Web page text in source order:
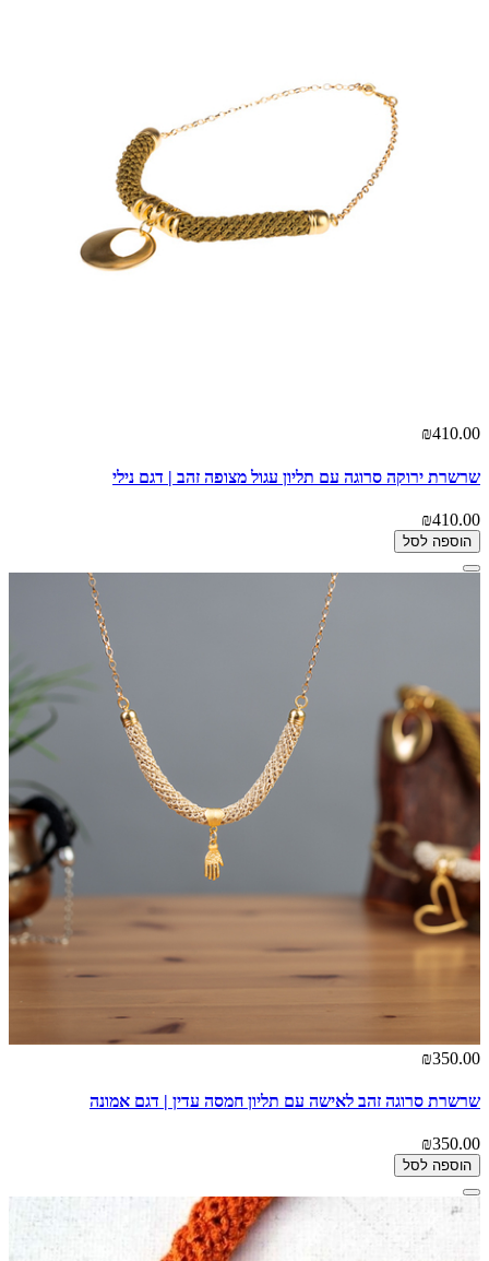
₪410.00
שרשרת ירוקה סרוגה עם תליון עגול מצופה זהב | דגם נילי
₪410.00
הוספה לסל
₪350.00
שרשרת סרוגה זהב לאישה עם תליון חמסה עדין | דגם אמונה
₪350.00
הוספה לסל